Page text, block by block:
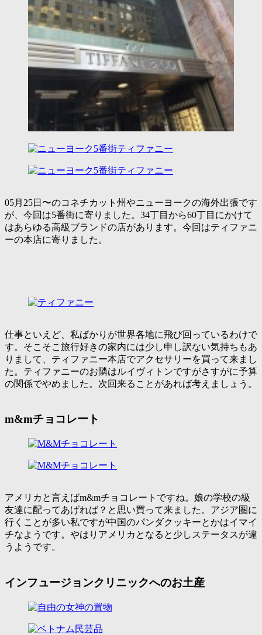
05月25日〜のコネチカット州やニューヨークの海外出張です
が、今回は5番街に寄りました。34丁目から60丁目にかけて
はあらゆる高級ブランドの店があります。今回はティファニ
ーの本店に寄りました。
仕事といえど、私ばかりが世界各地に飛び回っているわけで
す。そこそこ旅行好きの家内には少し申し訳ない気持ちもあ
りまして、ティファニー本店でアクセサリーを買って来まし
た。ティファニーのお隣はルイヴィトンですがさすがに予算
の関係でやめました。次回来ることがあれば考えましょう。
m&mチョコレート
アメリカと言えばm&mチョコレートですね。娘の学校の級
友達に配ってあげれば？と思い買って来ました。アジア圏に
行くことが多い私ですが中国のパンダクッキーとかはイマイ
チなようです。やはりアメリカとなると少しステータスが違
うようです。
インフュージョンクリニックへのお土産